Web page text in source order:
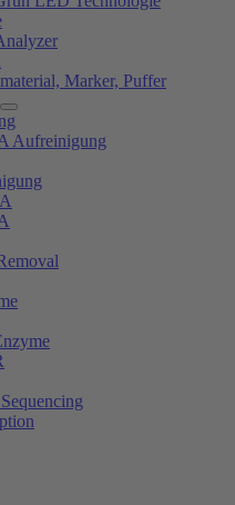
Marker, Puffer
Aufreinigung